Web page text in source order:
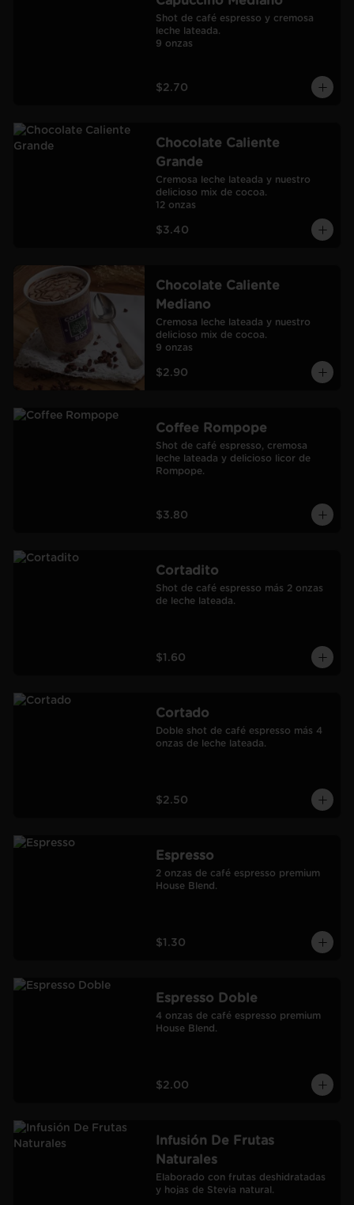
Shot de café espresso y cremosa
leche lateada.
9 onzas
$2.70
Chocolate Caliente
Grande
Cremosa leche lateada y nuestro
delicioso mix de cocoa.
12 onzas
$3.40
Chocolate Caliente
Mediano
Cremosa leche lateada y nuestro
delicioso mix de cocoa.
9 onzas
$2.90
Coffee Rompope
Shot de café espresso, cremosa
leche lateada y delicioso licor de
Rompope.
$3.80
Cortadito
Shot de café espresso más 2 onzas
de leche lateada.
$1.60
Cortado
Doble shot de café espresso más 4
onzas de leche lateada.
$2.50
Espresso
2 onzas de café espresso premium
House Blend.
$1.30
Espresso Doble
4 onzas de café espresso premium
House Blend.
$2.00
Infusión De Frutas
Naturales
Elaborado con frutas deshidratadas
y hojas de Stevia natural.